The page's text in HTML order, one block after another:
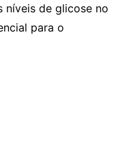
níveis de glicose no
para o